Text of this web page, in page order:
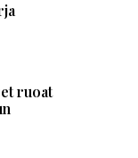
ruoat